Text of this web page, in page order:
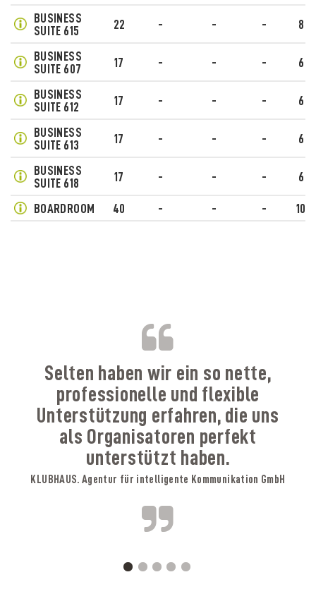
BUSINESS
SUITE 615
22 - - - 8
BUSINESS
SUITE 607
17 - - - 6
BUSINESS
SUITE 612
17 - - - 6
BUSINESS
SUITE 613
17 - - - 6
BUSINESS
SUITE 618
17 - - - 6
BOARDROOM 40 - - - 10
B
Selten haben wir ein so nette,
professionelle und flexible
Unterstützung erfahren, die uns
als Organisatoren perfekt
unterstützt haben.
KLUBHAUS. Agentur für intelligente Kommunikation GmbH
A